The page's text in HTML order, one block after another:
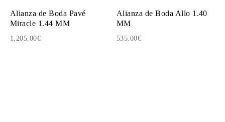
Alianza de Boda Pavé
Miracle 1.44 MM
1,205.00€
Alianza de Boda Allo 1.40
MM
535.00€